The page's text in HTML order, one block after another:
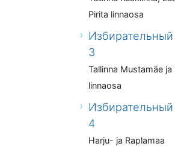
Pirita linnaosa
3
Tallinna Mustamäe
linnaosa
4
Harju- ja Raplamaa